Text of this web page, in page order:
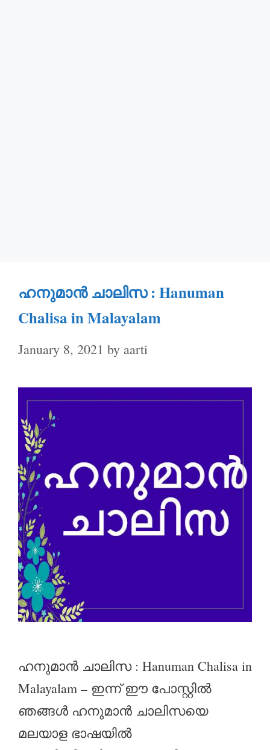
ഹനുമാൻ ചാലിസ : Hanuman
Chalisa in Malayalam
January 8, 2021 by aarti
ഹനുമാൻ ചാലിസ : Hanuman Chalisa in
Malayalam – ഇന്ന് ഈ പോസ്റ്റിൽ
ഞങ്ങൾ ഹനുമാൻ ചാലിസയെ
മലയാള ഭാഷയിൽ